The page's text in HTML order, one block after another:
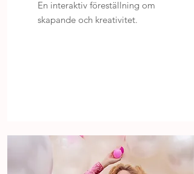
En interaktiv föreställning om
skapande och kreativitet.